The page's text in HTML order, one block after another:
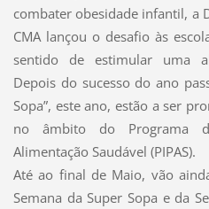
combater obesidade infantil, a
CMA lançou o desafio às
sentido de estimular uma
Depois do sucesso do ano
Sopa”, este ano, estão a ser
no âmbito do Programa
Alimentação Saudável (PIPAS).
Até ao final de Maio, vão
Semana da Super Sopa e da